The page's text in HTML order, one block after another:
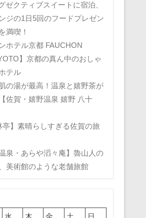
ゼクティブスイートに宿泊、
ジの1日5回のフードプレゼン
満喫！
ホテル京都 FAUCHON
】京都の真ん中のおしゃ
テル
の湯が最高！温泉と嬉野茶が
佐賀・嬉野温泉 嬉野 八十
亭】素晴らしすぎる佐賀の旅
泉・あらや滔々庵】魯山人の
美術館のような老舗旅館
水 木 金 土
日